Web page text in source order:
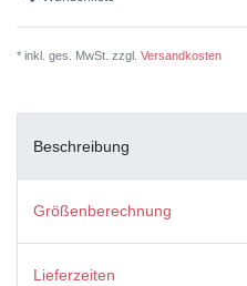
* inkl. ges. MwSt. zzgl. Versandkosten
Beschreibung
Größenberechnung
Lieferzeiten